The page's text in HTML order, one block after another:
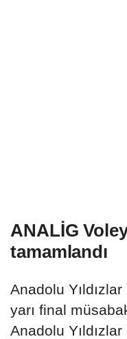
ANALİG
tamamlandı
Anadolu
yarı final
Anadolu